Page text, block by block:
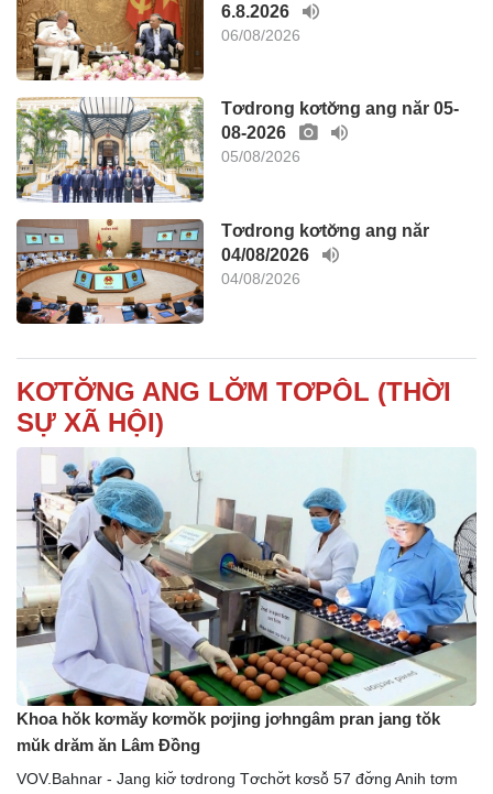
6.8.2026
06/08/2026
Tơdrong kơtơ̆ng ang năr 05-
08-2026
05/08/2026
Tơdrong kơtơ̆ng ang năr
04/08/2026
04/08/2026
KƠTƠ̆NG ANG LƠ̆M TƠPÔL (THỜI
SỰ XÃ HỘI)
Khoa hŏk kơmăy kơmŏk pơjing jơhngâm pran jang tŏk
mŭk drăm ăn Lâm Đồng
VOV.Bahnar - Jang kiơ̆ tơdrong Tơchơ̆t kơsô̆ 57 đơ̆ng Anih tơm